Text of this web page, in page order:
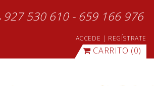
927 530 610 - 659 166 976
ACCEDE | REGÍSTRATE
CARRITO (0)